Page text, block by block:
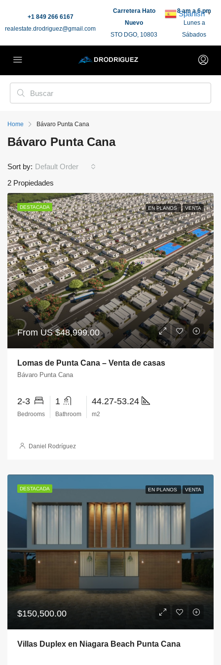
+1 849 266 6167
realestate.drodriguez@gmail.com
Carretera Hato
Nuevo
STO DGO, 10803
8 am a 6 pm
Lunes a
Sábados
Home Bávaro Punta Cana
Bávaro Punta Cana
2 Propiedades
Sort by: Default Order
DESTACADA EN PLANOS VENTA
From US$48,999.00
Lomas de Punta Cana – Venta de casas
Bávaro Punta Cana
2-3
Bedrooms
1
Bathroom
44.27-53.24
m2
Daniel Rodríguez
DESTACADA EN PLANOS VENTA
$150,500.00
Villas Duplex en Niagara Beach Punta Cana
Spanish ▼